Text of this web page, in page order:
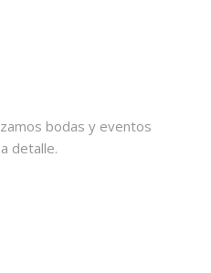
bodas y eventos
detalle.